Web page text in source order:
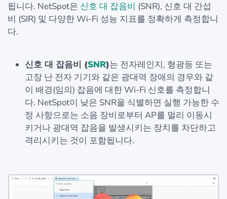
됩니다. NetSpot은 신호 대 잡음비 (SNR), 신호 대 간섭
비 (SIR) 및 다양한 Wi-Fi 성능 지표를 정확하게 측정합니
다.
신호 대 잡음비 (SNR)는 전자레인지, 형광등 또는
고장 난 전자 기기와 같은 광대역 장애의 경우와 같
이 배경(임의) 잡음에 대한 Wi-Fi 신호를 측정합니
다. NetSpot이 낮은 SNR을 식별하면 실행 가능한 수
정 사항으로는 소음 장비로부터 AP를 멀리 이동시
키거나 광대역 잡음을 발생시키는 장치를 차단하고
격리시키는 것이 포함됩니다.